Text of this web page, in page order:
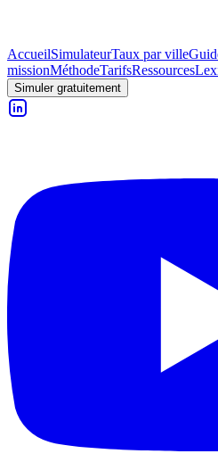
AccueilSimulateurTaux par ville
missionMéthodeTarifsRessources
Simuler gratuitement